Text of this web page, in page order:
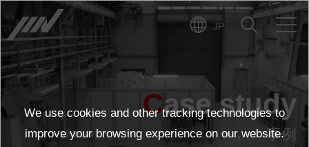
JP
Case study
事例
We use cookies and other tracking technologies to
improve your browsing experience on our website.